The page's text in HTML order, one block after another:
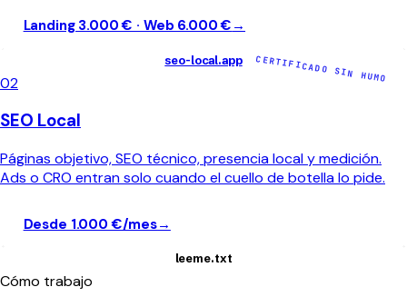
Landing 3.000 € · Web 6.000 € →
seo-local.app CERTIFICADO SIN HUMO
02
SEO Local
Páginas objetivo, SEO técnico, presencia local y medición.
Ads o CRO entran solo cuando el cuello de botella lo pide.
Desde 1.000 €/mes→
leeme.txt
Cómo trabajo